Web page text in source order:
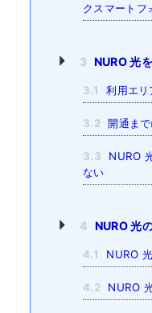
クスマートフ
3 NURO 光
3.1 利用エリ
3.2 開通ま
3.3
NURO
ない
4 NURO 光
4.1 NURO
4.2 NURO